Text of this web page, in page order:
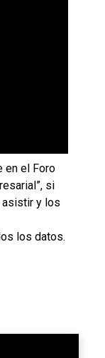
en el Foro
si
y los
los datos.